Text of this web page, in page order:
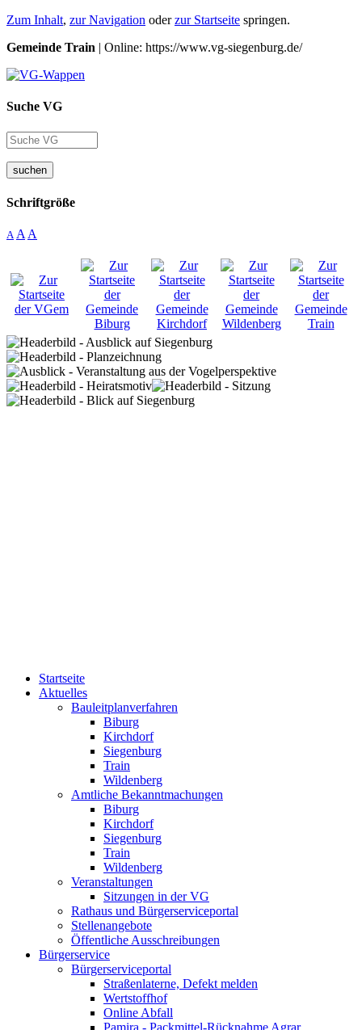
Zum Inhalt, zur Navigation oderzur Startseite springen.
Gemeinde Train | Online: https://www.vg-siegenburg.de/
Suche VG
suchen
Schriftgröße
A A A
Startseite
Aktuelles
Bauleitplanverfahren
Biburg
Kirchdorf
Siegenburg
Train
Wildenberg
Amtliche Bekanntmachungen
Biburg
Kirchdorf
Siegenburg
Train
Wildenberg
Veranstaltungen
Sitzungen in der VG
Rathaus und Bürgerserviceportal
Stellenangebote
Öffentliche Ausschreibungen
Bürgerservice
Bürgerserviceportal
Straßenlaterne, Defekt melden
Wertstoffhof
Online Abfall
Pamira - Packmittel-Rücknahme Agrar